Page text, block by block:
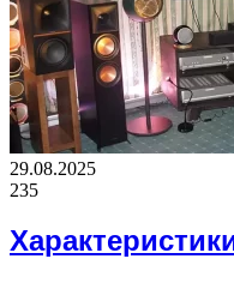
29.08.2025
235